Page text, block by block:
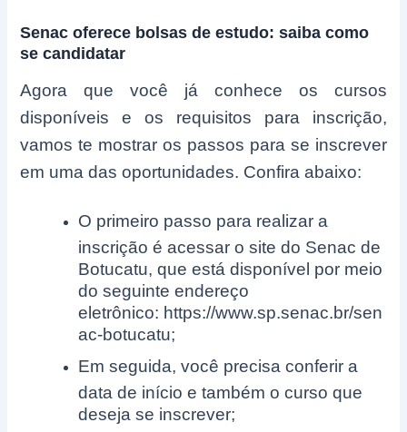
Senac oferece bolsas de estudo: saiba como
se candidatar
Agora que você já conhece os cursos
disponíveis e os requisitos para inscrição,
vamos te mostrar os passos para se inscrever
em uma das oportunidades. Confira abaixo:
O primeiro passo para realizar a
inscrição é acessar o site do Senac de
Botucatu, que está disponível por meio
do seguinte endereço
eletrônico: https://www.sp.senac.br/sen
ac-botucatu;
Em seguida, você precisa conferir a
data de início e também o curso que
deseja se inscrever;